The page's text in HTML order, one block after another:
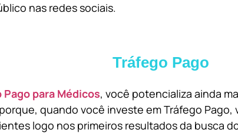
nas redes sociais.
Tráfego Pago
Pago para Médicos, você potencializa ainda
quando você investe em Tráfego
logo nos primeiros resultados da busca